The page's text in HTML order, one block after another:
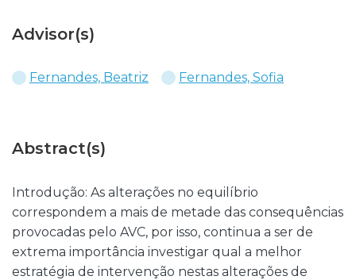
Advisor(s)
Fernandes, Beatriz Fernandes, Sofia
Abstract(s)
Introdução: As alterações no equilíbrio
correspondem a mais de metade das consequências
provocadas pelo AVC, por isso, continua a ser de
extrema importância investigar qual a melhor
estratégia de intervenção nestas alterações de